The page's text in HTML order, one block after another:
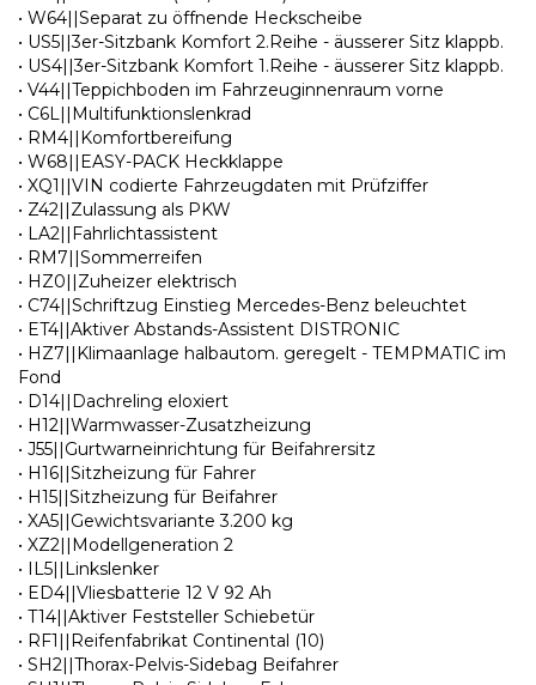
• W64||Separat zu öffnende Heckscheibe
• US5||3er-Sitzbank Komfort 2.Reihe - äusserer Sitz klappb.
• US4||3er-Sitzbank Komfort 1.Reihe - äusserer Sitz klappb.
• V44||Teppichboden im Fahrzeuginnenraum vorne
• C6L||Multifunktionslenkrad
• RM4||Komfortbereifung
• W68||EASY-PACK Heckklappe
• XQ1||VIN codierte Fahrzeugdaten mit Prüfziffer
• Z42||Zulassung als PKW
• LA2||Fahrlichtassistent
• RM7||Sommerreifen
• HZ0||Zuheizer elektrisch
• C74||Schriftzug Einstieg Mercedes-Benz beleuchtet
• ET4||Aktiver Abstands-Assistent DISTRONIC
• HZ7||Klimaanlage halbautom. geregelt - TEMPMATIC im
Fond
• D14||Dachreling eloxiert
• H12||Warmwasser-Zusatzheizung
• J55||Gurtwarneinrichtung für Beifahrersitz
• H16||Sitzheizung für Fahrer
• H15||Sitzheizung für Beifahrer
• XA5||Gewichtsvariante 3.200 kg
• XZ2||Modellgeneration 2
• IL5||Linkslenker
• ED4||Vliesbatterie 12 V 92 Ah
• T14||Aktiver Feststeller Schiebetür
• RF1||Reifenfabrikat Continental (10)
• SH2||Thorax-Pelvis-Sidebag Beifahrer